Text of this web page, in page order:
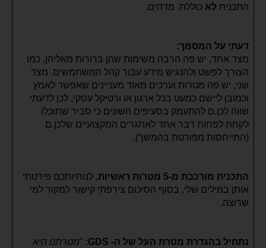
התכנית לא כוללת. מדהים.
דעתי על המסמך:
מצד אחד, יש פה הרבה משימות שהן ברורות מאליהן, כמו
הצורך לפשט ולהנגיש מידע עבור קהל המשתמשים. מצד
שני, יש פה מטרות וערכים מאוד מעניינים שאפשר לאמץ
וכמובן ליישם כמעט בכל ארגון או ורטיקל עסקי, לכן לדעתי
שווה לכן.ם להתעמק בסעיפים השונים כי סביר שתוכלו
לקחת לפחות דבר אחד לאתגרים המקצועיים שלכן.ם
(התייחסות מפורטת בהמשך).
התכנית מורכבת מ-5 מטרות ראשיות
, לנוחיותכם פירטתי
אותן במילים שלי, בסוף הסיכום צירפתי קישור למקור למי
שרוצה.
נתחיל בהגדרת מטרת העל של ה- GDS : "מטרתנו היא